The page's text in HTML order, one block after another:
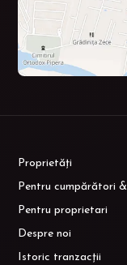
Proprietăți
Pentru cumpărători
Pentru proprietari
Despre noi
Istoric tranzacții